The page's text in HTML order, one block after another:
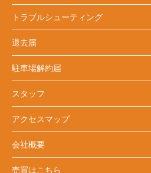
トラブルシューティング
退去届
駐車場解約届
スタッフ
アクセスマップ
会社概要
売買はこちら